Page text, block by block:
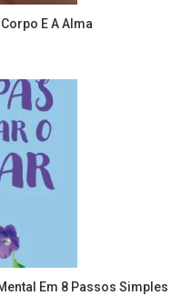
E A Alma
Em 8 Passos Simples